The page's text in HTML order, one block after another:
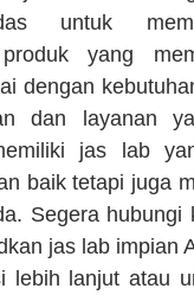
untuk
produk yang
dengan
dan layanan
jas lab
baik tetapi juga
Segera hubungi
jas lab impian
lebih lanjut atau